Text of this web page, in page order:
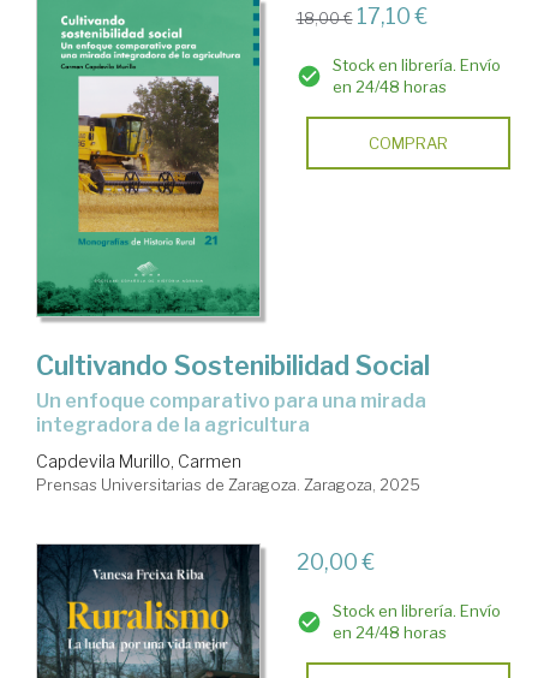
18,00 € 17,10 €
Stock en librería. Envío
en 24/48 horas
COMPRAR
Cultivando Sostenibilidad Social
Un enfoque comparativo para una mirada
integradora de la agricultura
Capdevila Murillo, Carmen
Prensas Universitarias de Zaragoza. Zaragoza, 2025
20,00 €
Stock en librería. Envío
en 24/48 horas